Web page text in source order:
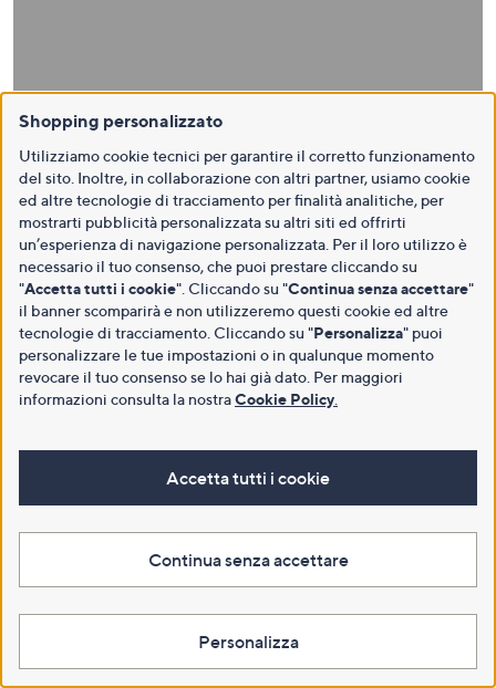
Shopping personalizzato
Utilizziamo cookie tecnici per garantire il corretto funzionamento
del sito. Inoltre, in collaborazione con altri partner, usiamo cookie
ed altre tecnologie di tracciamento per finalità analitiche, per
mostrarti pubblicità personalizzata su altri siti ed offrirti
un’esperienza di navigazione personalizzata. Per il loro utilizzo è
necessario il tuo consenso, che puoi prestare cliccando su
"Accetta tutti i cookie". Cliccando su "Continua senza accettare"
il banner scomparirà e non utilizzeremo questi cookie ed altre
tecnologie di tracciamento. Cliccando su "Personalizza" puoi
personalizzare le tue impostazioni o in qualunque momento
revocare il tuo consenso se lo hai già dato. Per maggiori
informazioni consulta la nostraCookie Policy
Accetta tutti i cookie
Continua senza accettare
Personalizza